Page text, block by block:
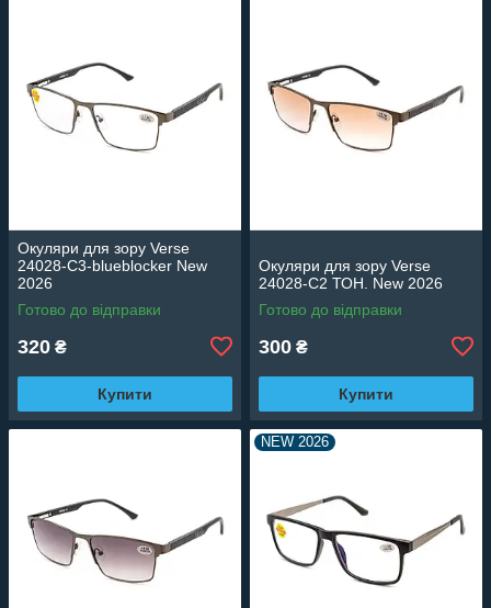
Окуляри для зору Verse
24028-C3-blueblocker New
2026
Готово до відправки
320 ₴
Купити
Окуляри для зору Verse
24028-C2 ТОН. New 2026
Готово до відправки
300 ₴
Купити
NEW 2026